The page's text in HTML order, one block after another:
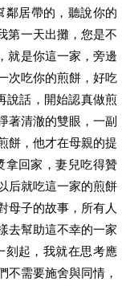
鄰居帶的，聽說你的
第一天出攤，您是不
就是你這一家，旁邊
次吃你的煎餅，好吃
說話，開始認真做煎
著清澈的雙眼，一副
餅，他才在母親的提
拿回家，妻兒吃得贊
后就吃這一家的煎餅
母子的故事，所有人
去幫助這不幸的一家
刻起，我就在思考應
不需要施舍與同情，